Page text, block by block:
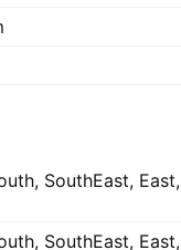
SouthEast, East,
SouthEast, East,